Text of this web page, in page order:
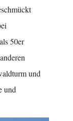
50er
und
und